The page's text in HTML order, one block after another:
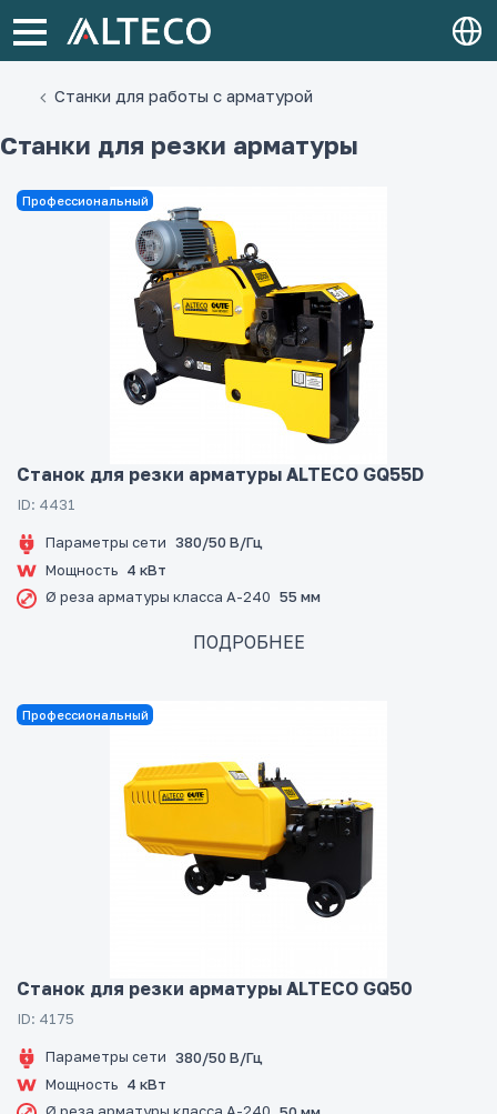
Станки для работы с арматурой
Станки для резки арматуры
Профессиональный
Станок для резки арматуры ALTECO GQ55D
ID: 4431
Параметры сети 380/50 В/Гц
Мощность 4 кВт
Ø реза арматуры класса А-240 55 мм
ПОДРОБНЕЕ
Профессиональный
Станок для резки арматуры ALTECO GQ50
ID: 4175
Параметры сети 380/50 В/Гц
Мощность 4 кВт